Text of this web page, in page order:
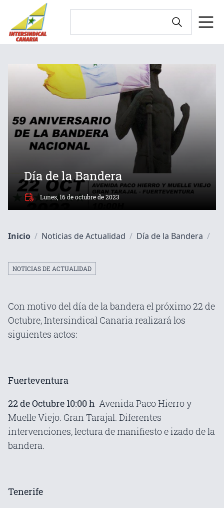
Día de la Bandera
Lunes, 16 de octubre de 2023
Inicio / Noticias de Actualidad / Día de la Bandera /
NOTICIAS DE ACTUALIDAD
Con motivo del día de la bandera el próximo 22 de
Octubre, Intersindical Canaria realizará los
siguientes actos:
Fuerteventura
22 de Octubre 10:00 h Avenida Paco Hierro y
Muelle Viejo. Gran Tarajal. Diferentes
intervenciones, lectura de manifiesto e izado de la
bandera.
Tenerife